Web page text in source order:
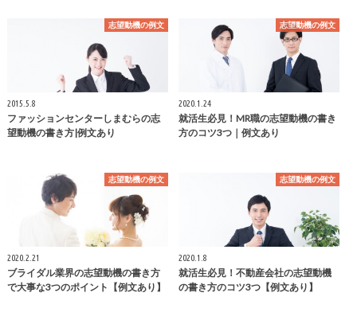
志望動機の例文
2015.5.8
ファッションセンターしまむらの志
望動機の書き方|例文あり
志望動機の例文
2020.1.24
就活生必見！MR職の志望動機の書き
方のコツ3つ｜例文あり
志望動機の例文
2020.2.21
ブライダル業界の志望動機の書き方
で大事な3つのポイント【例文あり】
志望動機の例文
2020.1.8
就活生必見！不動産会社の志望動機
の書き方のコツ3つ【例文あり】